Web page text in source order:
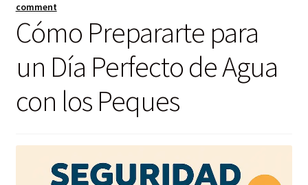
comment
Cómo Prepararte para
un Día Perfecto de Agua
con los Peques